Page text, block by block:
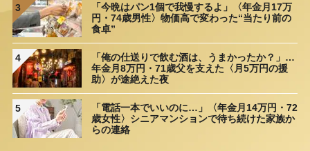
3
「今晩はパン1個で我慢するよ」〈年金月17万
円・74歳男性〉物価高で変わった“当たり前の
食卓”
4
「俺の仕送りで飲む酒は、うまかったか？」…
年金月8万円・71歳父を支えた〈月5万円の援
助〉が途絶えた夜
5
「電話一本でいいのに…」〈年金月14万円・72
歳女性〉シニアマンションで待ち続けた家族か
らの連絡